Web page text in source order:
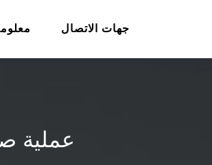
جهات الاتصال
عملية